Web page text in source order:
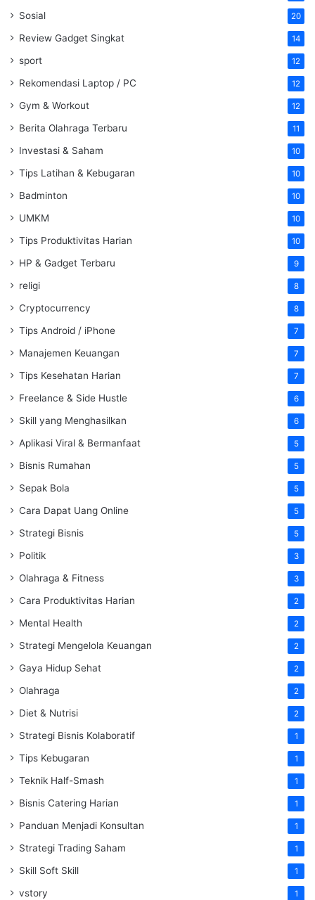
Sosial 20
Review Gadget Singkat 14
sport 12
Rekomendasi Laptop / PC 12
Gym & Workout 12
Berita Olahraga Terbaru 11
Investasi & Saham 10
Tips Latihan & Kebugaran 10
Badminton 10
UMKM 10
Tips Produktivitas Harian 10
HP & Gadget Terbaru 9
religi 8
Cryptocurrency 8
Tips Android / iPhone 7
Manajemen Keuangan 7
Tips Kesehatan Harian 7
Freelance & Side Hustle 6
Skill yang Menghasilkan 6
Aplikasi Viral & Bermanfaat 5
Bisnis Rumahan 5
Sepak Bola 5
Cara Dapat Uang Online 5
Strategi Bisnis 5
Politik 3
Olahraga & Fitness 3
Cara Produktivitas Harian 2
Mental Health 2
Strategi Mengelola Keuangan 2
Gaya Hidup Sehat 2
Olahraga 2
Diet & Nutrisi 2
Strategi Bisnis Kolaboratif 1
Tips Kebugaran 1
Teknik Half-Smash 1
Bisnis Catering Harian 1
Panduan Menjadi Konsultan 1
Strategi Trading Saham 1
Skill Soft Skill 1
vstory 1